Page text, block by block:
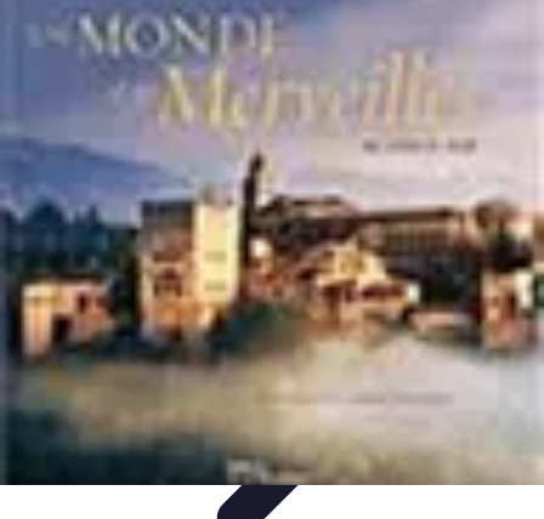
Géographie Explore
ExplorationCartographie et outilsExploration
Géographique Géographie Physique Îles et régions
Géographie Explore